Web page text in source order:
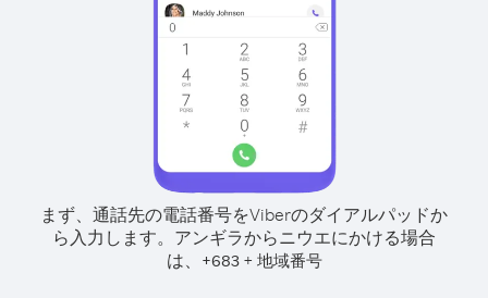
まず、通話先の電話番号をViberのダイアルパッドか
ら入力します。 アンギラからニウエにかける場合
は、
+683+ 地域番号